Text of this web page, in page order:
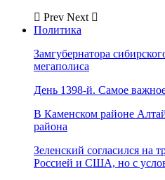
Prev Next
Политика
Замгубернатора
мегаполиса
День 1398-й. Самое
В Каменском районе
района
Зеленский согласился на
Россией и США, но с